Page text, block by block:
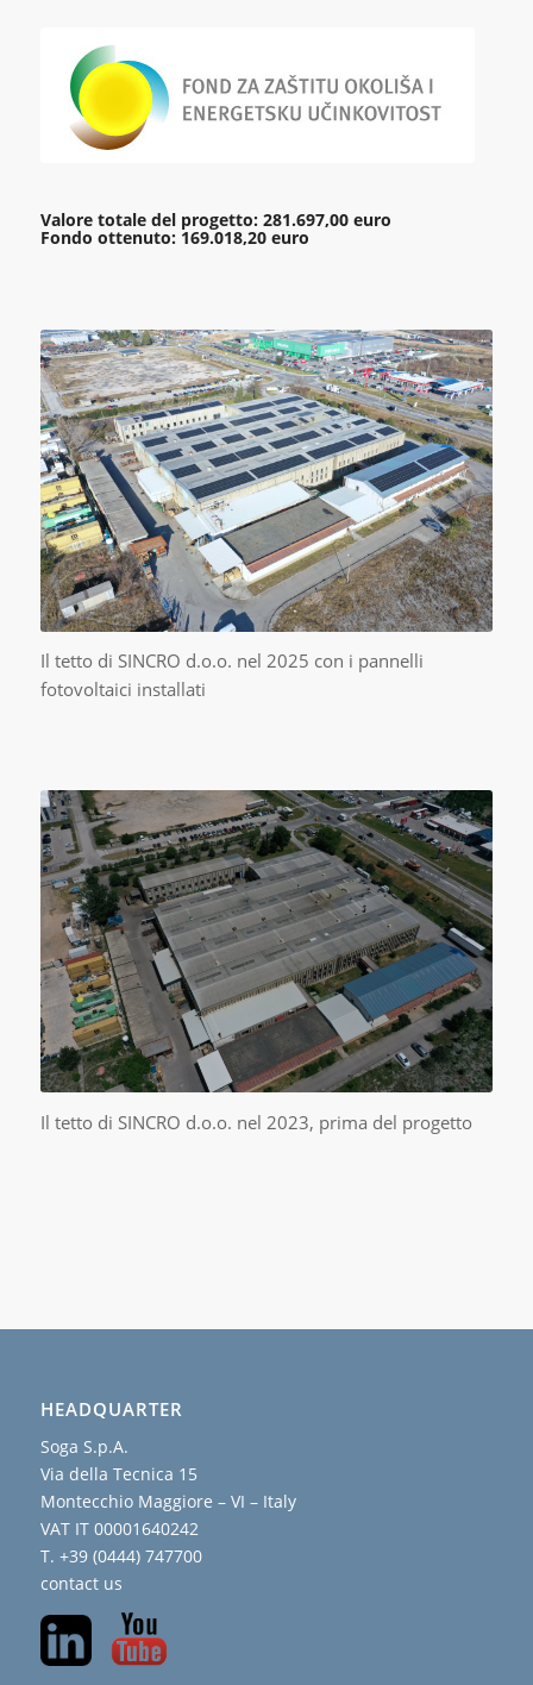
Valore totale del progetto: 281.697,00 euro
Fondo ottenuto: 169.018,20 euro
Il tetto di SINCRO d.o.o. nel 2025 con i pannelli
fotovoltaici installati
Il tetto di SINCRO d.o.o. nel 2023, prima del progetto
HEADQUARTER
Soga S.p.A.
Via della Tecnica 15
Montecchio Maggiore – VI – Italy
VAT IT 00001640242
T. +39 (0444) 747700
contact us